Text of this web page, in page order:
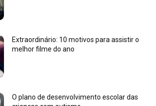
Extraordinário: 10 motivos para assistir o
melhor filme do ano
O plano de desenvolvimento escolar das